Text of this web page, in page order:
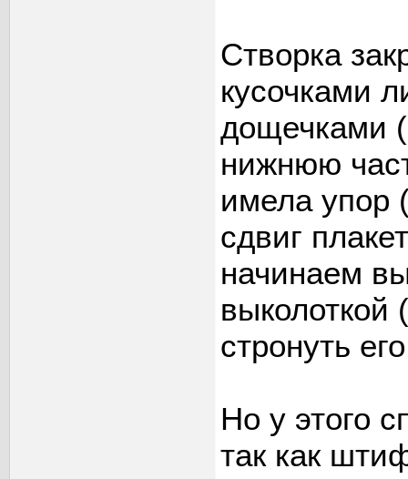
Створка
кусочками
дощечками
нижнюю
имела упор
сдвиг
начинаем
выколоткой
стронуть
Но у этого
так как